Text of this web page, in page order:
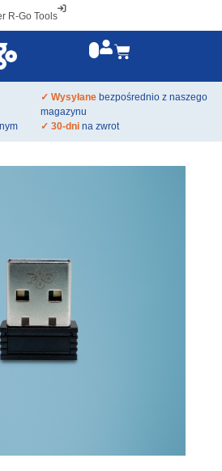
R-Go Tools
✓ Wysyłane bezpośrednio z naszego
magazynu
✓ 30-dni na zwrot